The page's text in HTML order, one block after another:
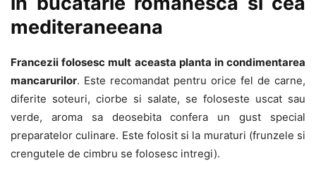
mediteraneeana
Francezii folosesc mult aceasta planta in condimentarea
mancarurilor. Este recomandat pentru orice fel de carne,
diferite soteuri, ciorbe si salate, se foloseste uscat sau
verde, aroma sa deosebita confera un gust special
preparatelor culinare. Este folosit si la muraturi (frunzele si
crengutele de cimbru se folosesc intregi).